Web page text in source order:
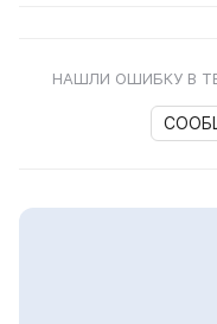
НАШЛИ ОШИБКУ В